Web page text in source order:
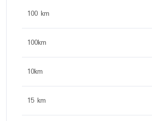
100 km
100km
10km
15 km